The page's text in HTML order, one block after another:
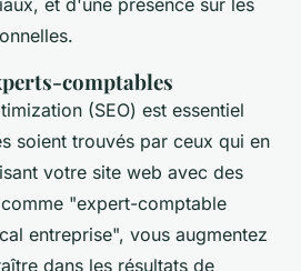
et d'une présence sur les
comptables
(SEO) est essentiel
soient trouvés par ceux qui en
votre site web avec des
"expert-comptable
entreprise", vous augmentez
dans les résultats de